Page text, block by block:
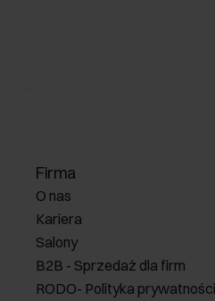
Firma
O nas
Kariera
Salony
B2B - Sprzedaż dla firm
RODO- Polityka prywatności